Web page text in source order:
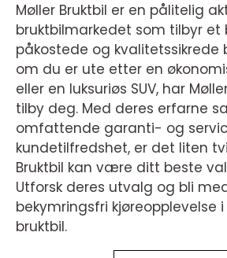
Møller Bruktbil er en pålitelig
bruktbilmarkedet som tilbyr
påkostede og kvalitetssikrede
om du er ute etter en
eller en luksuriøs SUV, har
tilby deg. Med deres erfarne
omfattende garanti- og
kundetilfredshet, er det liten
Bruktbil kan være ditt beste
Utforsk deres utvalg og bli
bekymringsfri kjøreopplevelse
bruktbil.